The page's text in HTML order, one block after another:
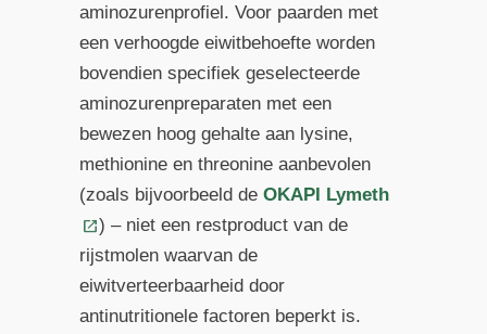
aminozurenprofiel. Voor paarden met
een verhoogde eiwitbehoefte worden
bovendien specifiek geselecteerde
aminozurenpreparaten met een
bewezen hoog gehalte aan lysine,
methionine en threonine aanbevolen
(zoals bijvoorbeeld de OKAPI Lymeth
) – niet een restproduct van de
rijstmolen waarvan de
eiwitverteerbaarheid door
antinutritionele factoren beperkt is.